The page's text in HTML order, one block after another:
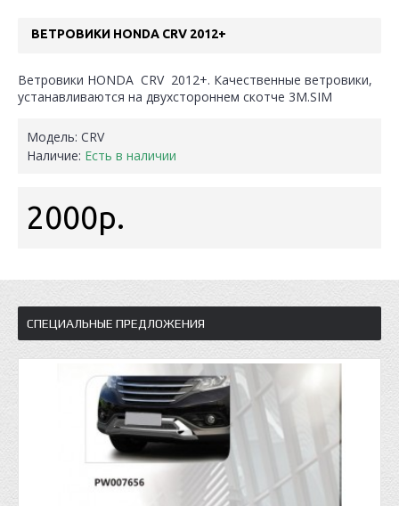
ВЕТРОВИКИ HONDA CRV 2012+
Ветровики HONDA CRV 2012+. Качественные ветровики,
устанавливаются на двухстороннем скотче 3М.SIM
Модель: CRV
Наличие: Есть в наличии
2000р.
СПЕЦИАЛЬНЫЕ ПРЕДЛОЖЕНИЯ